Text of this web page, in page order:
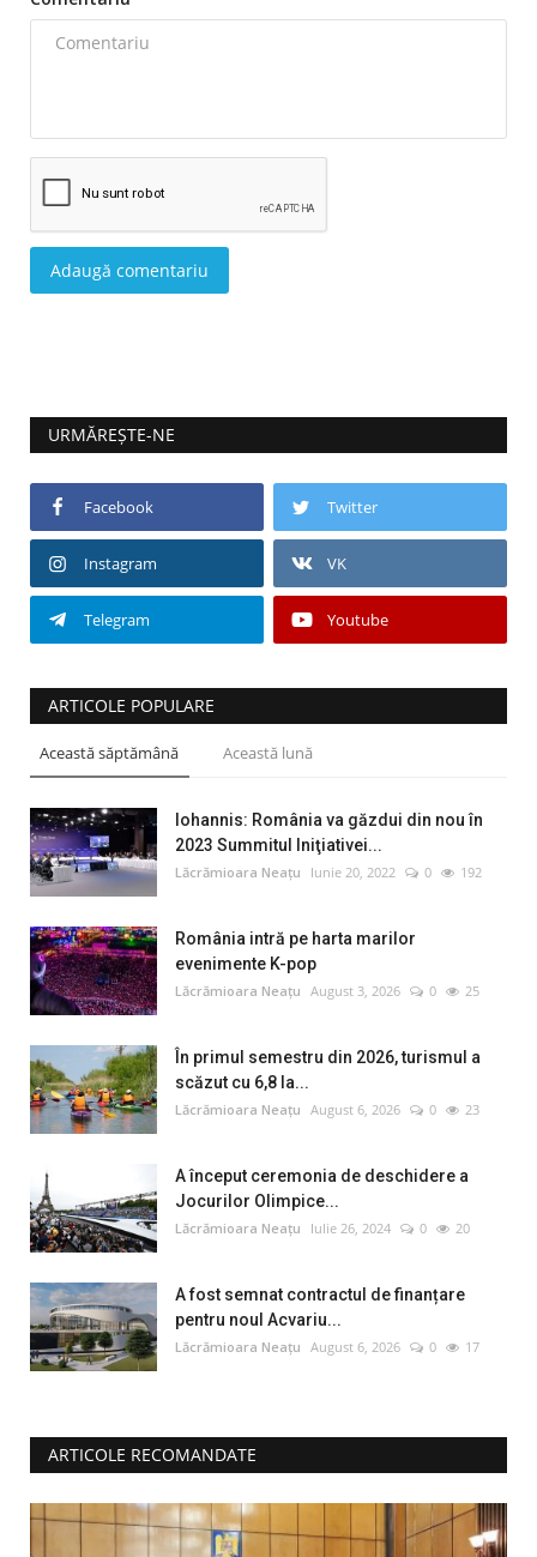
Adaugă comentariu
URMĂREȘTE-NE
Facebook Twitter
Instagram VK
Telegram Youtube
ARTICOLE POPULARE
Această săptămână Această lună
Iohannis: România va găzdui din nou în
2023 Summitul Iniţiativei...
Lăcrămioara Neațu Iunie 20, 2022 0 192
România intră pe harta marilor
evenimente K-pop
Lăcrămioara Neațu August 3, 2026 0 25
În primul semestru din 2026, turismul a
scăzut cu 6,8 la...
Lăcrămioara Neațu August 6, 2026 0 23
A început ceremonia de deschidere a
Jocurilor Olimpice...
Lăcrămioara Neațu Iulie 26, 2024 0 20
A fost semnat contractul de finanțare
pentru noul Acvariu...
Lăcrămioara Neațu August 6, 2026 0 17
ARTICOLE RECOMANDATE